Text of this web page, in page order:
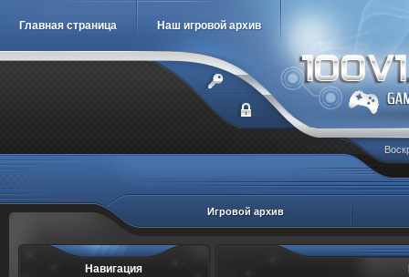
Главная страница Наш игровой архив
Игровой архив
Навигация